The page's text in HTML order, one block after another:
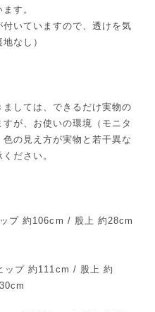
す。
いていますので、透けを気
なし）
しては、できるだけ実物の
が、お使いの環境（モニタ
の見え方が実物と若干異な
ださい。
プ 約106cm / 股上 約28cm
プ 約111cm / 股上 約